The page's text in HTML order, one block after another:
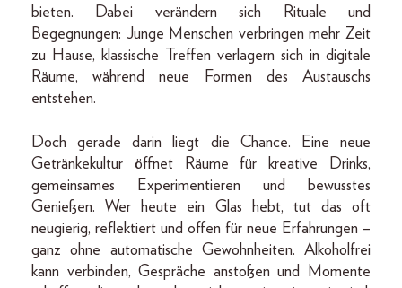
bieten. Dabei verändern sich Rituale und
Begegnungen: Junge Menschen verbringen mehr Zeit
zu Hause, klassische Treffen verlagern sich in digitale
Räume, während neue Formen des Austauschs
entstehen.
Doch gerade darin liegt die Chance. Eine neue
Getränkekultur öffnet Räume für kreative Drinks,
gemeinsames Experimentieren und bewusstes
Genießen. Wer heute ein Glas hebt, tut das oft
neugierig, reflektiert und offen für neue Erfahrungen –
ganz ohne automatische Gewohnheiten. Alkoholfrei
kann verbinden, Gespräche anstoßen und Momente